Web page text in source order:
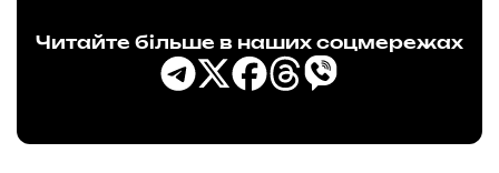
Читайте більше в наших соцмережах